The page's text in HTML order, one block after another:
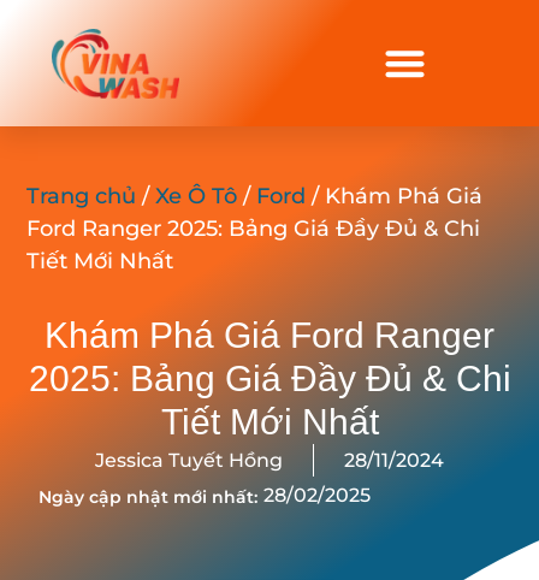
Trang chủ /Xe Ô Tô / Ford / Khám Phá Giá
Ford Ranger 2025: Bảng Giá Đầy Đủ & Chi
Tiết Mới Nhất
Khám Phá Giá Ford Ranger
2025: Bảng Giá Đầy Đủ & Chi
Tiết Mới Nhất
Jessica Tuyết Hồng 28/11/2024
Ngày cập nhật mới nhất: 28/02/2025